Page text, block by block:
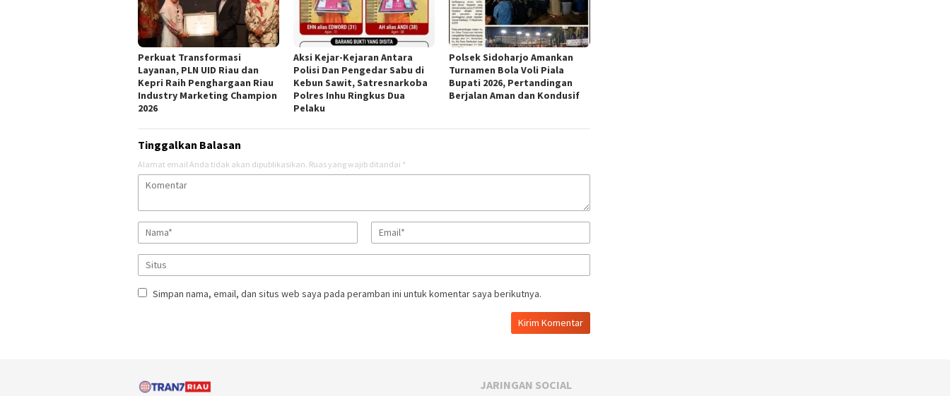
Perkuat Transformasi
Layanan, PLN UID Riau dan
Kepri Raih Penghargaan Riau
Industry Marketing Champion
2026
Aksi Kejar-Kejaran Antara
Polisi Dan Pengedar Sabu di
Kebun Sawit, Satresnarkoba
Polres Inhu Ringkus Dua
Pelaku
Polsek Sidoharjo Amankan
Turnamen Bola Voli Piala
Bupati 2026, Pertandingan
Berjalan Aman dan Kondusif
Tinggalkan Balasan
Alamat email Anda tidak akan dipublikasikan. Ruas yang wajib ditandai *
Simpan nama, email, dan situs web saya pada peramban ini untuk komentar saya berikutnya.
JARINGAN SOCIAL